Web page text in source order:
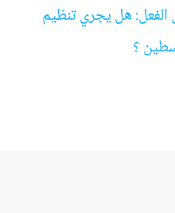
الفعل: هل يجري تنظيم
؟